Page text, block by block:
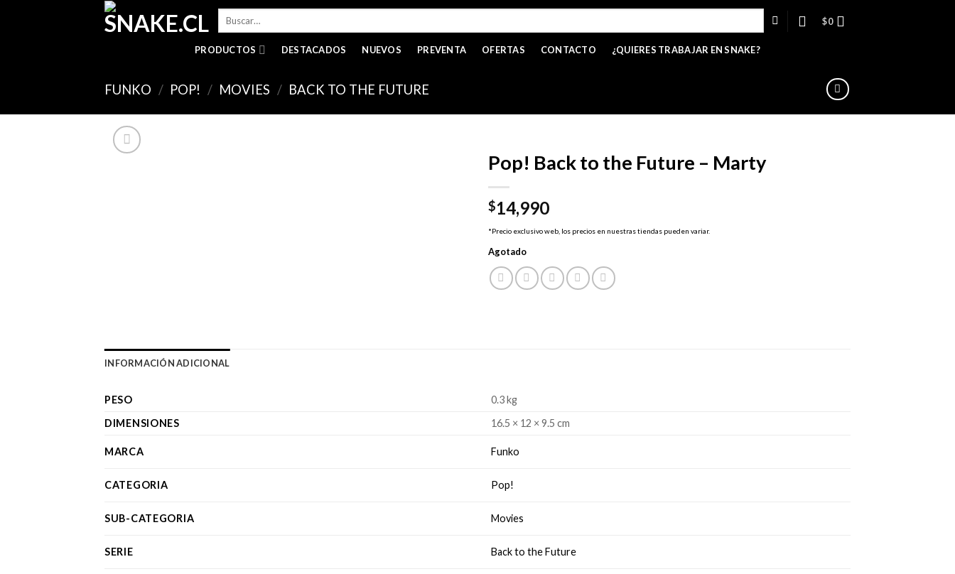
Buscar
$0
PRODUCTOS DESTACADOS NUEVOS PREVENTA OFERTAS CONTACTO ¿QUIERES TRABAJAR EN SNAKE?
FUNKO / POP! / MOVIES / BACK TO THE FUTURE
Pop! Back to the Future – Marty
$14,990
*Precio exclusivo web, los precios en nuestras tiendas pueden variar.
Agotado
INFORMACIÓN ADICIONAL
PESO
0.3 kg
DIMENSIONES
16.5 × 12 × 9.5 cm
MARCA Funko
CATEGORIA Pop!
SUB-CATEGORIA Movies
SERIE Back to the Future